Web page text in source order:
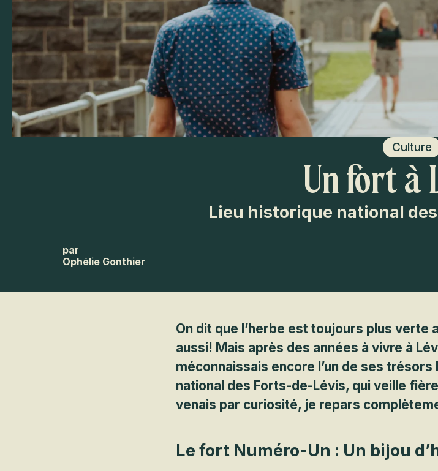
Culture
Un fort à
Lieu historique national
Ophélie Gonthier
On dit que l’herbe est toujours plus verte
aussi! Mais après des années à vivre à
méconnaissais encore l’un de ses
national des Forts-de-Lévis, qui veille
venais par curiosité, je repars
Le fort Numéro-Un : Un bijou